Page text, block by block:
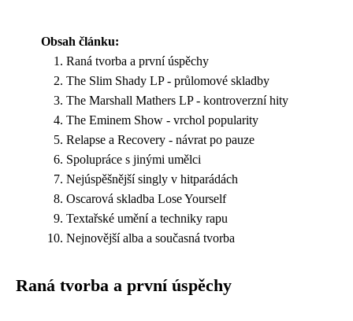
Obsah článku:
Raná tvorba a první úspěchy
The Slim Shady LP - průlomové skladby
The Marshall Mathers LP - kontroverzní hity
The Eminem Show - vrchol popularity
Relapse a Recovery - návrat po pauze
Spolupráce s jinými umělci
Nejúspěšnější singly v hitparádách
Oscarová skladba Lose Yourself
Textařské umění a techniky rapu
Nejnovější alba a současná tvorba
Raná tvorba a první úspěchy